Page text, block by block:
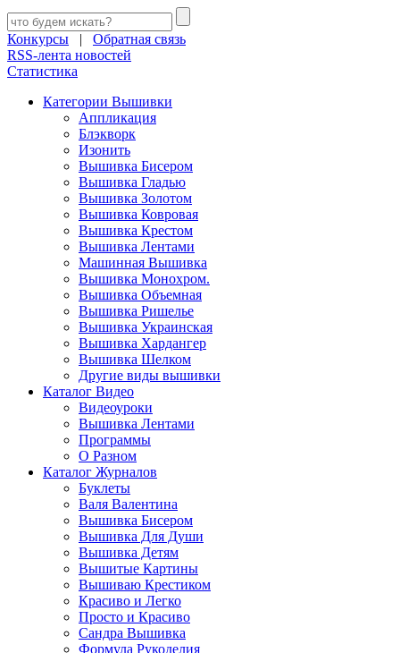
Конкурсы | Обратная связь
RSS-лента новостей
Статистика
Категории Вышивки
Аппликация
Блэкворк
Изонить
Вышивка Бисером
Вышивка Гладью
Вышивка Золотом
Вышивка Ковровая
Вышивка Крестом
Вышивка Лентами
Машинная Вышивка
Вышивка Монохром.
Вышивка Объемная
Вышивка Ришелье
Вышивка Украинская
Вышивка Хардангер
Вышивка Шелком
Другие виды вышивки
Каталог Видео
Видеоуроки
Вышивка Лентами
Программы
О Разном
Каталог Журналов
Буклеты
Валя Валентина
Вышивка Бисером
Вышивка Для Души
Вышивка Детям
Вышитые Картины
Вышиваю Крестиком
Красиво и Легко
Просто и Красиво
Сандра Вышивка
Формула Рукоделия